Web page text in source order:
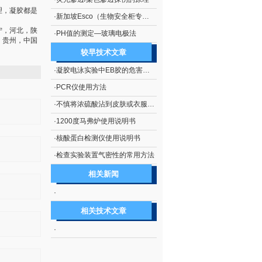
凝胶都是
，河北，陕
州，中国
·新加坡Esco（生物安全柜专业厂商）
· PH值的测定—玻璃电极法
较早技术文章
·凝胶电泳实验中EB胶的危害及处理措施
· PCR仪使用方法
·不慎将浓硫酸沾到皮肤或衣服上的处理方法
·1200度马弗炉使用说明书
·核酸蛋白检测仪使用说明书
·检查实验装置气密性的常用方法
相关新闻
·
相关技术文章
·